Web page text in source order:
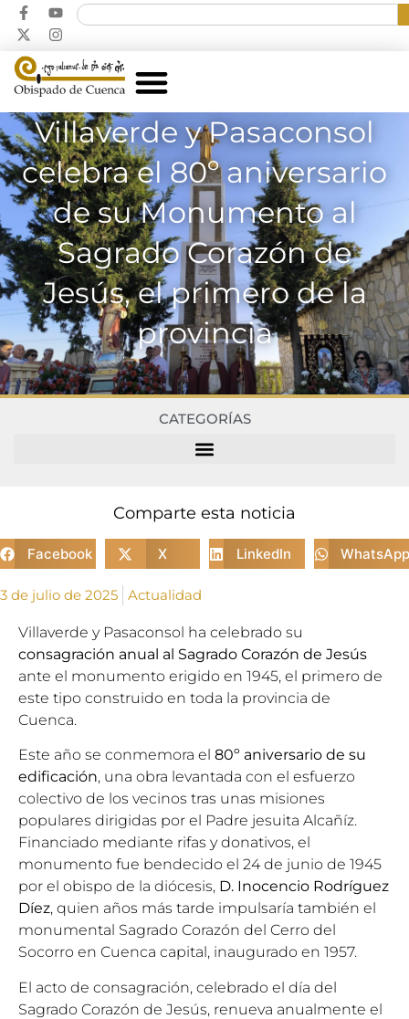
Villaverde y Pasaconsol
celebra el 80º aniversario
de su Monumento al
Sagrado Corazón de
Jesús, el primero de la
provincia
CATEGORÍAS
Comparte esta noticia
Facebook X LinkedIn WhatsApp
3 de julio de 2025 Actualidad
Villaverde y Pasaconsol ha celebrado su
consagración anual al Sagrado Corazón de Jesús
ante el monumento erigido en 1945, el primero de
este tipo construido en toda la provincia de
Cuenca.
Este año se conmemora el 80º aniversario de su
edificación, una obra levantada con el esfuerzo
colectivo de los vecinos tras unas misiones
populares dirigidas por el Padre jesuita Alcañíz.
Financiado mediante rifas y donativos, el
monumento fue bendecido el 24 de junio de 1945
por el obispo de la diócesis, D. Inocencio Rodríguez
Díez, quien años más tarde impulsaría también el
monumental Sagrado Corazón del Cerro del
Socorro en Cuenca capital, inaugurado en 1957.
El acto de consagración, celebrado el día del
Sagrado Corazón de Jesús, renueva anualmente el